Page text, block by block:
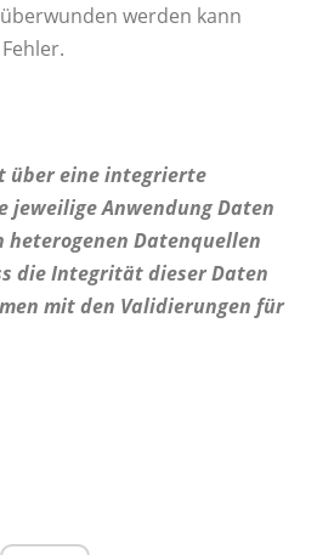
werden kann
über eine integrierte
jeweilige Anwendung Daten
heterogenen Datenquellen
die Integrität dieser Daten
mit den Validierungen für